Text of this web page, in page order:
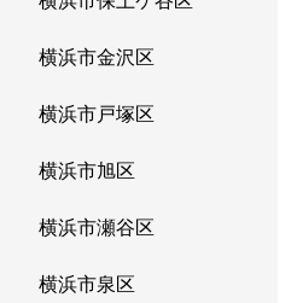
横浜市金沢区
横浜市戸塚区
横浜市旭区
横浜市瀬谷区
横浜市泉区